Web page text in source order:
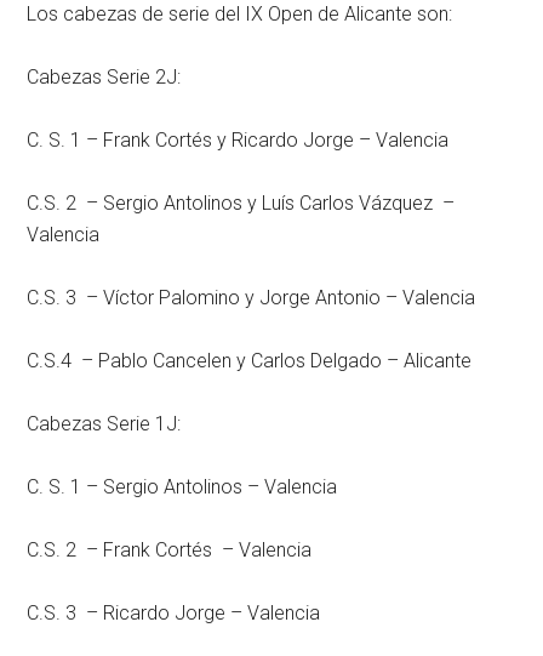
Los cabezas de serie del IX Open de Alicante son:
Cabezas Serie 2J:
C. S. 1 – Frank Cortés y Ricardo Jorge – Valencia
C.S. 2 – Sergio Antolinos y Luís Carlos Vázquez –
Valencia
C.S. 3 – Víctor Palomino y Jorge Antonio – Valencia
C.S.4 – Pablo Cancelen y Carlos Delgado – Alicante
Cabezas Serie 1J:
C. S. 1 – Sergio Antolinos – Valencia
C.S. 2 – Frank Cortés – Valencia
C.S. 3 – Ricardo Jorge – Valencia